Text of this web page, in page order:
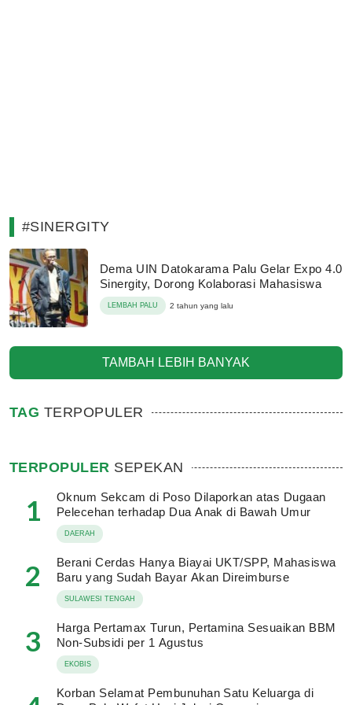
#SINERGITY
Dema UIN Datokarama Palu Gelar Expo 4.0
Sinergity, Dorong Kolaborasi Mahasiswa
LEMBAH PALU 2 tahun yang lalu
TAMBAH LEBIH BANYAK
TAG TERPOPULER
TERPOPULER SEPEKAN
1
Oknum Sekcam di Poso Dilaporkan atas Dugaan
Pelecehan terhadap Dua Anak di Bawah Umur
DAERAH
2
Berani Cerdas Hanya Biayai UKT/SPP, Mahasiswa
Baru yang Sudah Bayar Akan Direimburse
SULAWESI TENGAH
3
Harga Pertamax Turun, Pertamina Sesuaikan BBM
Non-Subsidi per 1 Agustus
EKOBIS
Korban Selamat Pembunuhan Satu Keluarga di